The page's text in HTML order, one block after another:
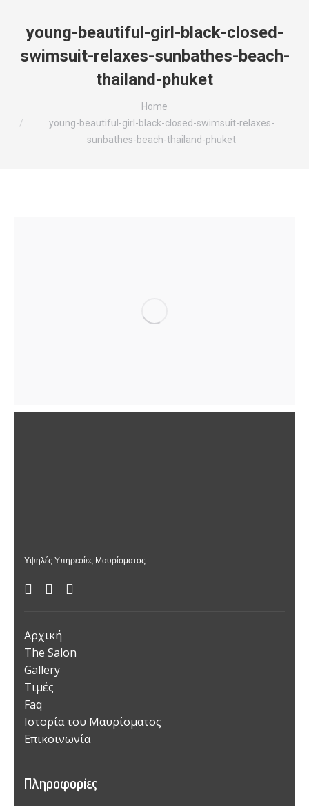
young-beautiful-girl-black-closed-
swimsuit-relaxes-sunbathes-beach-
thailand-phuket
Home
young-beautiful-girl-black-closed-swimsuit-relaxes-
sunbathes-beach-thailand-phuket
Υψηλές Υπηρεσίες Μαυρίσματος
Αρχική
The Salon
Gallery
Τιμές
Faq
Ιστορία του Μαυρίσματος
Επικοινωνία
Πληροφορίες